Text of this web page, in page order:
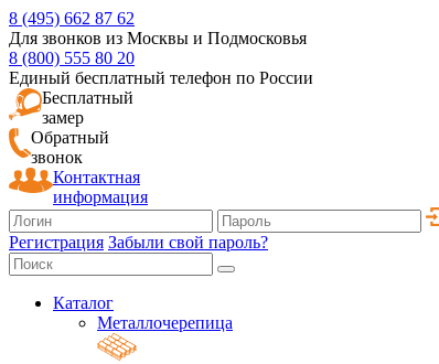
8 (495) 662 87 62
Для звонков из Москвы и Подмосковья
8 (800) 555 80 20
Единый бесплатный телефон по России
Бесплатный
замер
Обратный
звонок
Контактная
информация
Регистрация Забыли свой пароль?
Каталог
Металлочерепица